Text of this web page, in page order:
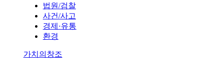
법원/검찰
사건/사고
경제·유통
환경
가치의창조